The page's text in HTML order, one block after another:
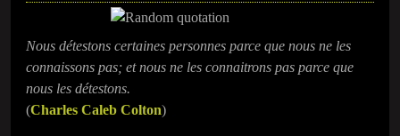
Nous détestons certaines personnes parce que nous ne les
connaissons pas; et nous ne les connaitrons pas parce que
nous les détestons.
(Charles Caleb Colton)